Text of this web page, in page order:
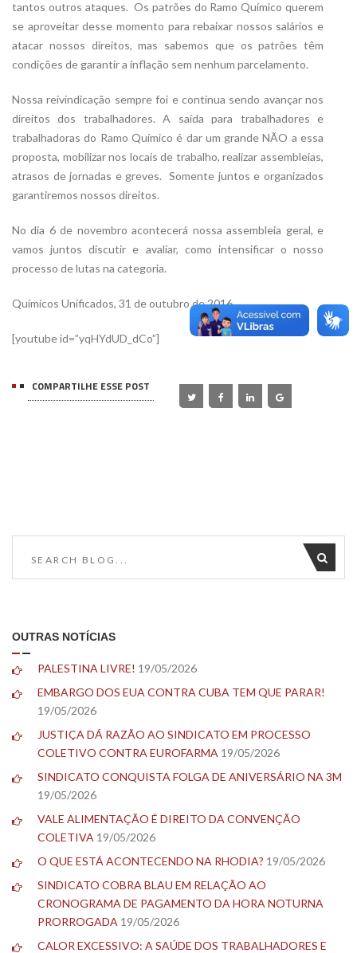
tantos outros ataques. Os patrões do Ramo Químico querem
se aproveitar desse momento para rebaixar nossos salários e
atacar nossos direitos, mas sabemos que os patrões têm
condições de garantir a inflação sem nenhum parcelamento.
Nossa reivindicação sempre foi e continua sendo avançar nos
direitos dos trabalhadores. A saída para trabalhadores e
trabalhadoras do Ramo Químico é dar um grande NÃO a essa
proposta, mobilizar nos locais de trabalho, realizar assembleias,
atrasos de jornadas e greves. Somente juntos e organizados
garantiremos nossos direitos.
No dia 6 de novembro acontecerá nossa assembleia geral, e
vamos juntos discutir e avaliar, como intensificar o nosso
processo de lutas na categoria.
Químicos Unificados, 31 de outubro de 2016
[youtube id=”yqHYdUD_dCo”]
COMPARTILHE ESSE POST
OUTRAS NOTÍCIAS
PALESTINA LIVRE! 19/05/2026
EMBARGO DOS EUA CONTRA CUBA TEM QUE PARAR!
19/05/2026
JUSTIÇA DÁ RAZÃO AO SINDICATO EM PROCESSO
COLETIVO CONTRA EUROFARMA 19/05/2026
SINDICATO CONQUISTA FOLGA DE ANIVERSÁRIO NA 3M
19/05/2026
VALE ALIMENTAÇÃO É DIREITO DA CONVENÇÃO
COLETIVA 19/05/2026
O QUE ESTÁ ACONTECENDO NA RHODIA? 19/05/2026
SINDICATO COBRA BLAU EM RELAÇÃO AO
CRONOGRAMA DE PAGAMENTO DA HORA NOTURNA
PRORROGADA 19/05/2026
CALOR EXCESSIVO: A SAÚDE DOS TRABALHADORES E